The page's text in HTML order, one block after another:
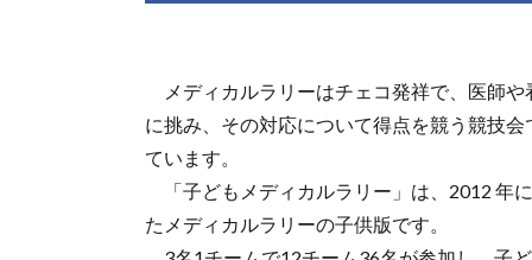
メディカルラリーはチェコ発祥で、医師
に挑み、その対応について得点を競う競技
ています。
「子どもメディカルラリー」は、2012 年
たメディカルラリーの子供版です。